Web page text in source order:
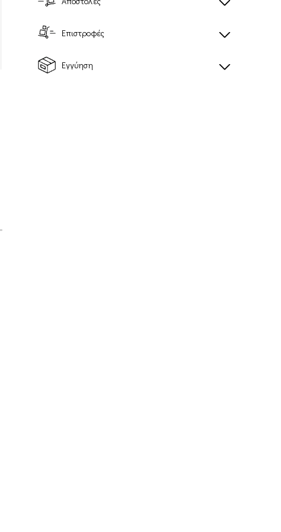
Επιστροφές
Εγγύηση